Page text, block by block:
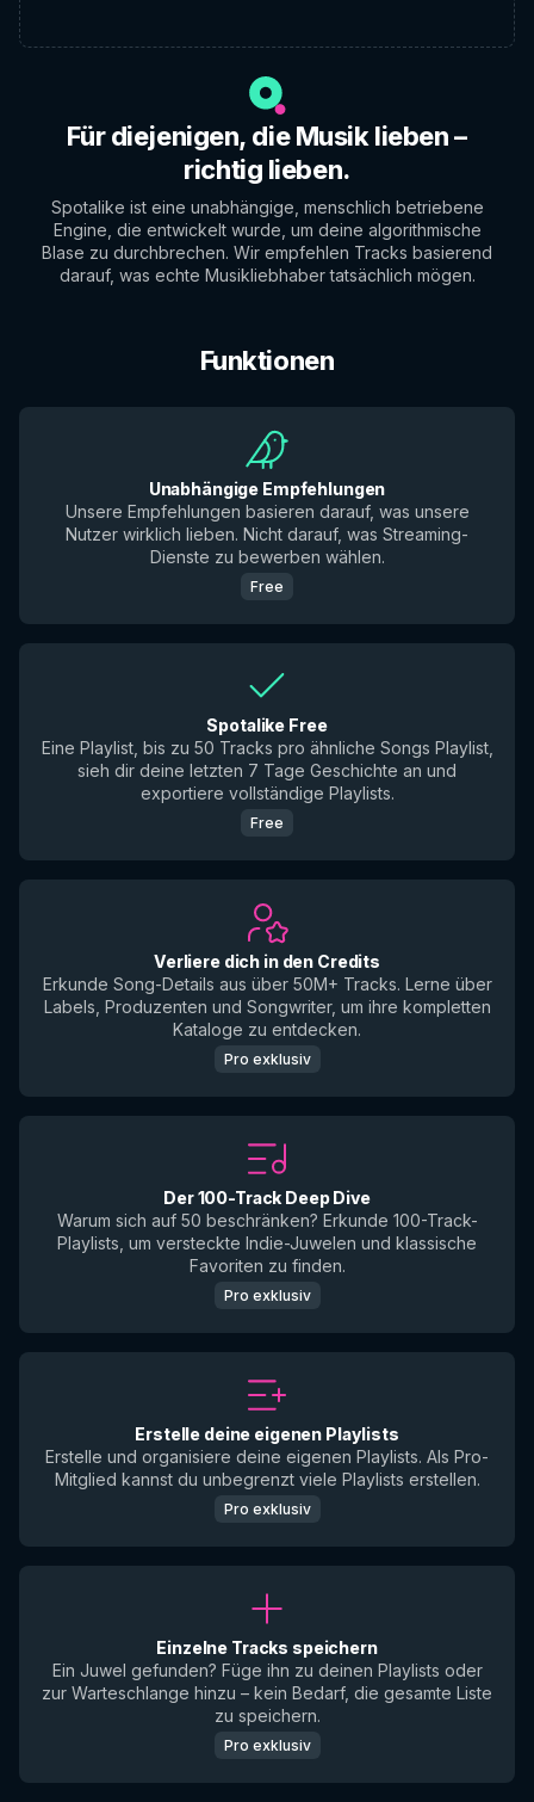
Für diejenigen, die Musik lieben –
richtig lieben.
Spotalike ist eine unabhängige, menschlich betriebene
Engine, die entwickelt wurde, um deine algorithmische
Blase zu durchbrechen. Wir empfehlen Tracks basierend
darauf, was echte Musikliebhaber tatsächlich mögen.
Funktionen
Unabhängige Empfehlungen
Unsere Empfehlungen basieren darauf, was unsere
Nutzer wirklich lieben. Nicht darauf, was Streaming-
Dienste zu bewerben wählen.
Free
Spotalike Free
Eine Playlist, bis zu 50 Tracks pro ähnliche Songs Playlist,
sieh dir deine letzten 7 Tage Geschichte an und
exportiere vollständige Playlists.
Free
Verliere dich in den Credits
Erkunde Song-Details aus über 50M+ Tracks. Lerne über
Labels, Produzenten und Songwriter, um ihre kompletten
Kataloge zu entdecken.
Pro exklusiv
Der 100-Track Deep Dive
Warum sich auf 50 beschränken? Erkunde 100-Track-
Playlists, um versteckte Indie-Juwelen und klassische
Favoriten zu finden.
Pro exklusiv
Erstelle deine eigenen Playlists
Erstelle und organisiere deine eigenen Playlists. Als Pro-
Mitglied kannst du unbegrenzt viele Playlists erstellen.
Pro exklusiv
Einzelne Tracks speichern
Ein Juwel gefunden? Füge ihn zu deinen Playlists oder
zur Warteschlange hinzu – kein Bedarf, die gesamte Liste
zu speichern.
Pro exklusiv